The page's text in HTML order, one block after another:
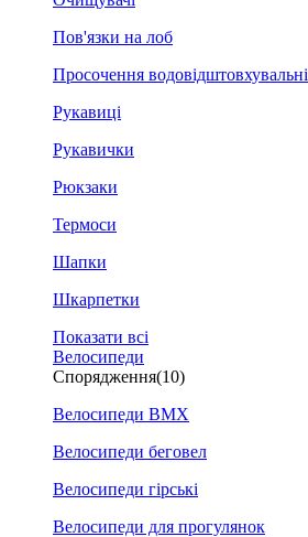
Пов'язки на лоб
Просочення водовідштовхувальні
Рукавиці
Рукавички
Рюкзаки
Термоси
Шапки
Шкарпетки
Показати всі
Велосипеди
Спорядження(10)
Велосипеди BMX
Велосипеди беговел
Велосипеди гірські
Велосипеди для прогулянок